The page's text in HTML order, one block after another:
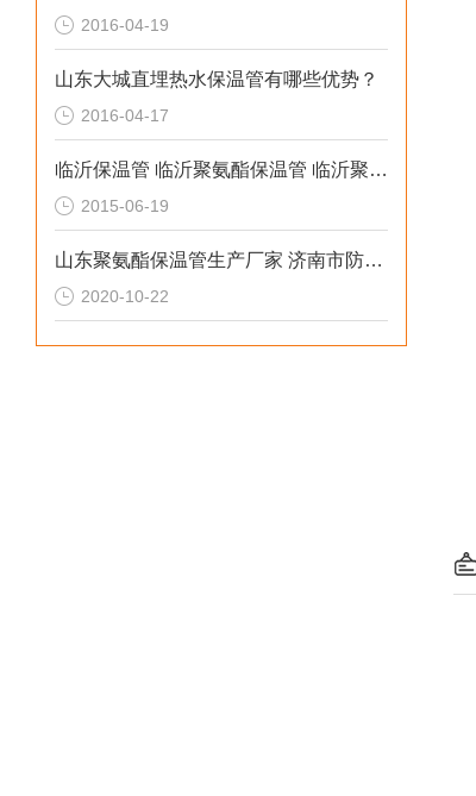
2016-04-19
山东大城直埋热水保温管有哪些优势？
2016-04-17
临沂保温管 临沂聚氨酯保温管 临沂聚乙烯夹克管
2015-06-19
山东聚氨酯保温管生产厂家 济南市防腐保温材料
2020-10-22